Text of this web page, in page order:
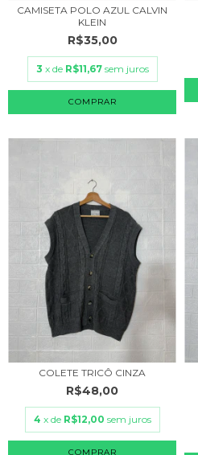
CAMISETA POLO AZUL CALVIN
KLEIN
R$35,00
3 x de R$11,67 sem juros
COMPRAR
COLETE TRICÔ CINZA
R$48,00
4 x de R$12,00 sem juros
COMPRAR